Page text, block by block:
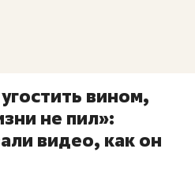
вином,
не пил»:
видео, как он